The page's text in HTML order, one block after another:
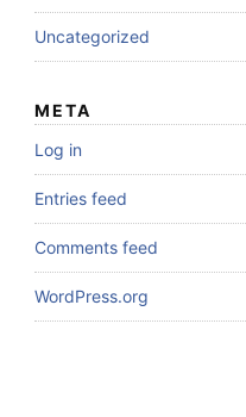
Uncategorized
META
Log in
Entries feed
Comments feed
WordPress.org